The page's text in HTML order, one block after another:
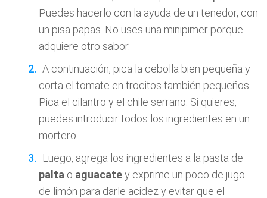
Puedes hacerlo con la ayuda de un tenedor, con
un pisa papas. No uses una minipimer porque
adquiere otro sabor.
A continuación, pica la cebolla bien pequeña y
corta el tomate en trocitos también pequeños.
Pica el cilantro y el chile serrano. Si quieres,
puedes introducir todos los ingredientes en un
mortero.
Luego, agrega los ingredientes a la pasta de
palta o aguacatey exprime un poco de jugo
de limón para darle acidez y evitar que el